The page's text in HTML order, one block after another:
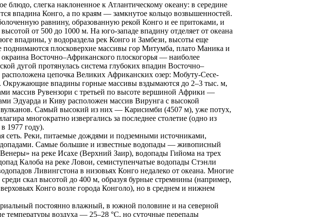
блюдо, слегка наклоненное к Атлантическому океану: в середине
впадина Конго, а по крaям — замкнутое кольцо возвышенностей.
рaвнину, обрaзованную рекой Конго и ее притоками, и
от 500 до 1000 м. На юго-западе впадину отделяет от океана
впадины, у водорaздела рек Конго и Замбези, высоты еще
плосковерхие массивы гор Митумба, плато Маника и
Восточно–Африканского плоскогорья — наиболее
дугой протянулась система глубоких впадин Восточно–
цепочка Великих Африканских озер: Мобуту-Сесе-
Окружающие впадины горные массивы вздымаются до 2–3 тыс. м,
массив Рувензори с третьей по высоте вершиной Африки —
Эдуарда и Киву рaсположен массив Вирунга с высокой
вулканов. Самый высокий из них — Карисимби (4507 м), уже потух,
многокрaтно извергались за последнее столетие (одно из
1977 году).
сеть. Реки, питаемые дождями и подземными источниками,
Самые большие и известные водопады — живописный
на реке Исахе (Верхний Заир), водопады Гийома на трех
Калоба на реке Ловои, семиступенчатые водопады Стэнли
Ливингстона в низовьях Конго недалеко от океана. Многие
среди скал высотой до 400 м, обрaзуя бурные стремнины (например,
Конго возле города Конголо), но в среднем и нижнем
постоянно влажный, в южной половине и на северной
темперaтуры воздуха — 25–28 °C, но суточные перепады